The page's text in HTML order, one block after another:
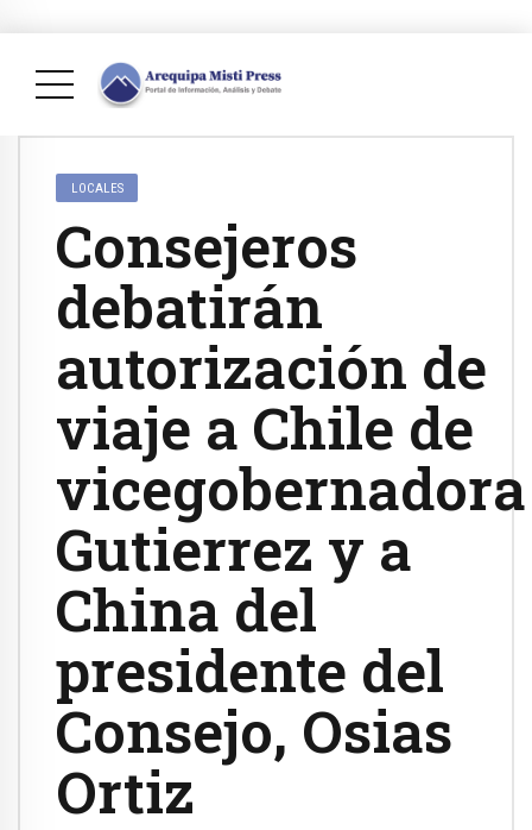
LOCALES
Consejeros
debatirán
autorización de
viaje a Chile de
vicegobernadora
Gutierrez y a
China del
presidente del
Consejo, Osias
Ortiz